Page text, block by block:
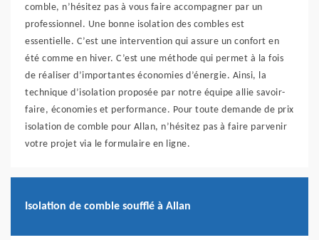
comble, n’hésitez pas à vous faire accompagner par un
professionnel. Une bonne isolation des combles est
essentielle. C’est une intervention qui assure un confort en
été comme en hiver. C’est une méthode qui permet à la fois
de réaliser d’importantes économies d’énergie. Ainsi, la
technique d’isolation proposée par notre équipe allie savoir-
faire, économies et performance. Pour toute demande de prix
isolation de comble pour Allan, n’hésitez pas à faire parvenir
votre projet via le formulaire en ligne.
Isolation de comble soufflé à Allan